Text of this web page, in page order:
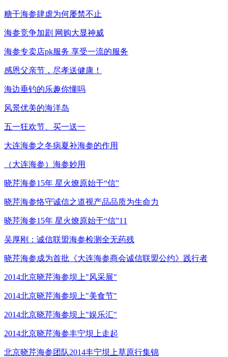
糖干海参肆虐为何屡禁不止
海参竞争加剧 网购大显神威
海参专卖店pk服务 享受一流的服务
感恩父亲节，尽孝送健康！
海边垂钓的乐趣你懂吗
风景优美的海洋岛
五一狂欢节、买一送一
大连海参之冬病夏补海参的作用
（大连海参）海参妙用
晓芹海参15年 星火燎原始于“信”
晓芹海参恪守诚信之道视产品品质为生命力
晓芹海参15年 星火燎原始于“信”11
吴厚刚：诚信联盟海参检测全无药残
晓芹海参成为首批《大连海参商会诚信联盟公约》践行者
2014北京晓芹海参坝上"风采展"
2014北京晓芹海参坝上"美食节"
2014北京晓芹海参坝上"娱乐汇"
2014北京晓芹海参丰宁坝上走起
北京晓芹海参团队2014丰宁坝上草原行集锦